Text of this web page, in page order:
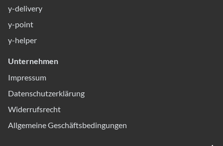
y-delivery
y-point
y-helper
Unternehmen
Impressum
Datenschutzerklärung
Widerrufsrecht
Allgemeine Geschäftsbedingungen